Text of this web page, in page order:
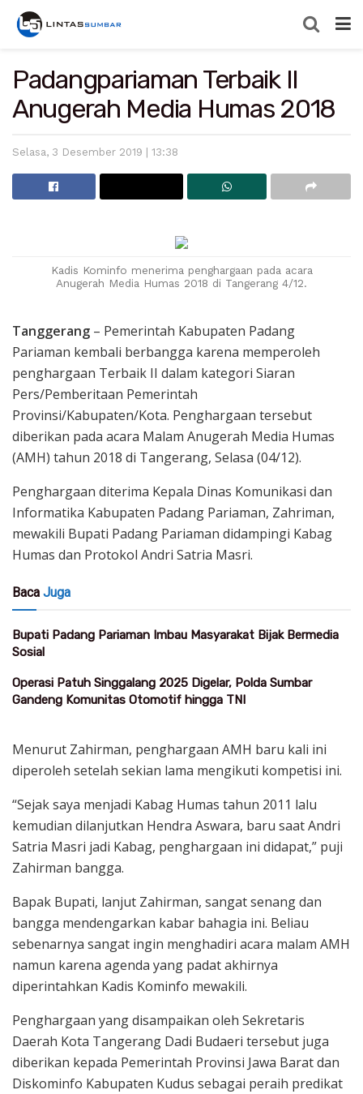
Padangpariaman Terbaik II
Anugerah Media Humas 2018
Selasa, 3 Desember 2019 | 13:38
Kadis Kominfo menerima penghargaan pada acara
Anugerah Media Humas 2018 di Tangerang 4/12.
Tanggerang – Pemerintah Kabupaten Padang
Pariaman kembali berbangga karena memperoleh
penghargaan Terbaik II dalam kategori Siaran
Pers/Pemberitaan Pemerintah
Provinsi/Kabupaten/Kota. Penghargaan tersebut
diberikan pada acara Malam Anugerah Media Humas
(AMH) tahun 2018 di Tangerang, Selasa (04/12).
Penghargaan diterima Kepala Dinas Komunikasi dan
Informatika Kabupaten Padang Pariaman, Zahriman,
mewakili Bupati Padang Pariaman didampingi Kabag
Humas dan Protokol Andri Satria Masri.
Baca Juga
Bupati Padang Pariaman Imbau Masyarakat Bijak Bermedia
Sosial
Operasi Patuh Singgalang 2025 Digelar, Polda Sumbar
Gandeng Komunitas Otomotif hingga TNI
Menurut Zahirman, penghargaan AMH baru kali ini
diperoleh setelah sekian lama mengikuti kompetisi ini.
“Sejak saya menjadi Kabag Humas tahun 2011 lalu
kemudian dilanjutkan Hendra Aswara, baru saat Andri
Satria Masri jadi Kabag, penghargaan ini didapat,” puji
Zahirman bangga.
Bapak Bupati, lanjut Zahirman, sangat senang dan
bangga mendengarkan kabar bahagia ini. Beliau
sebenarnya sangat ingin menghadiri acara malam AMH
namun karena agenda yang padat akhirnya
diperintahkan Kadis Kominfo mewakili.
Penghargaan yang disampaikan oleh Sekretaris
Daerah Kota Tangerang Dadi Budaeri tersebut juga
diberikan kepada Pemerintah Provinsi Jawa Barat dan
Diskominfo Kabupaten Kudus sebagai peraih predikat